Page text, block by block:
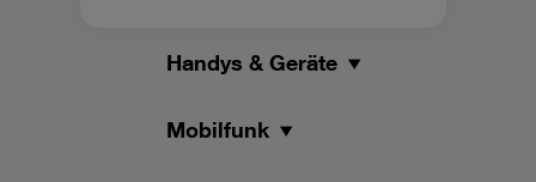
Handys & Geräte
Mobilfunk